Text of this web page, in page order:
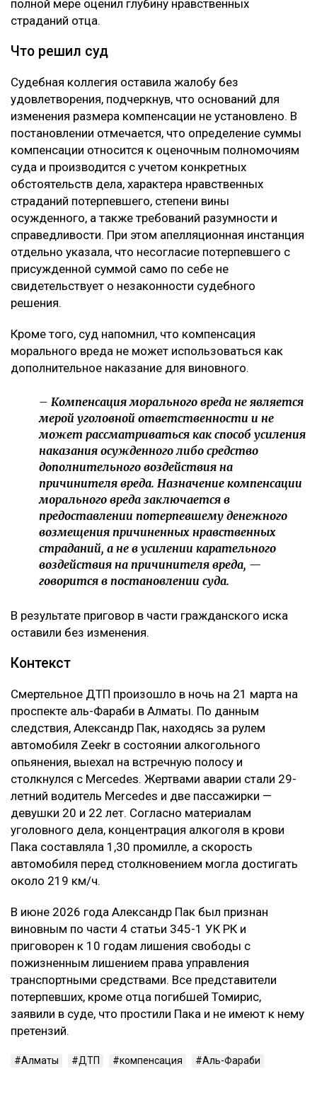
полной мере оценил глубину нравственных
страданий отца.
Что решил суд
Судебная коллегия оставила жалобу без
удовлетворения, подчеркнув, что оснований для
изменения размера компенсации не установлено. В
постановлении отмечается, что определение суммы
компенсации относится к оценочным полномочиям
суда и производится с учетом конкретных
обстоятельств дела, характера нравственных
страданий потерпевшего, степени вины
осужденного, а также требований разумности и
справедливости. При этом апелляционная инстанция
отдельно указала, что несогласие потерпевшего с
присужденной суммой само по себе не
свидетельствует о незаконности судебного
решения.
Кроме того, суд напомнил, что компенсация
морального вреда не может использоваться как
дополнительное наказание для виновного.
– Компенсация морального вреда не является
мерой уголовной ответственности и не
может рассматриваться как способ усиления
наказания осужденного либо средство
дополнительного воздействия на
причинителя вреда. Назначение компенсации
морального вреда заключается в
предоставлении потерпевшему денежного
возмещения причиненных нравственных
страданий, а не в усилении карательного
воздействия на причинителя вреда, —
говорится в постановлении суда.
В результате приговор в части гражданского иска
оставили без изменения.
Контекст
Смертельное ДТП произошло в ночь на 21 марта на
проспекте аль-Фараби в Алматы. По данным
следствия, Александр Пак, находясь за рулем
автомобиля Zeekr в состоянии алкогольного
опьянения, выехал на встречную полосу и
столкнулся с Mercedes. Жертвами аварии стали 29-
летний водитель Mercedes и две пассажирки —
девушки 20 и 22 лет. Согласно материалам
уголовного дела, концентрация алкоголя в крови
Пака составляла 1,30 промилле, а скорость
автомобиля перед столкновением могла достигать
около 219 км/ч.
В июне 2026 года Александр Пак был признан
виновным по части 4 статьи 345-1 УК РК и
приговорен к 10 годам лишения свободы с
пожизненным лишением права управления
транспортными средствами. Все представители
потерпевших, кроме отца погибшей Томирис,
заявили в суде, что простили Пака и не имеют к нему
претензий.
Алматы ДТП компенсация Аль-Фараби